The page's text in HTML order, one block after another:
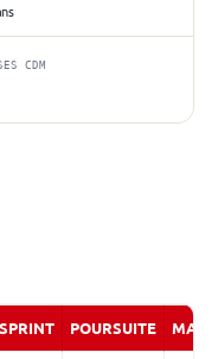
CDM
SPRINT POURSUITE